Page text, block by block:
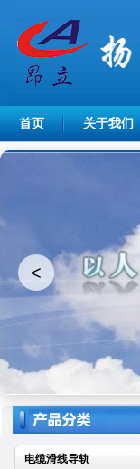
首页 关于我们
<
电缆滑线导轨